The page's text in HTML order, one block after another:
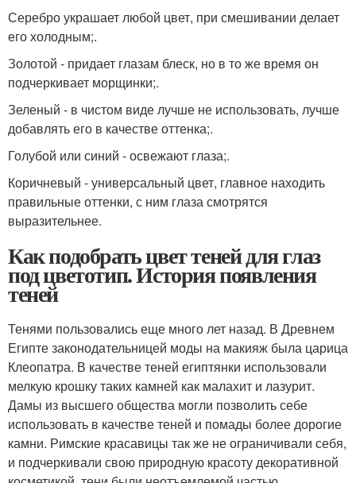
Серебро украшает любой цвет, при смешивании делает
его холодным;.
Золотой - придает глазам блеск, но в то же время он
подчеркивает морщинки;.
Зеленый - в чистом виде лучше не использовать, лучше
добавлять его в качестве оттенка;.
Голубой или синий - освежают глаза;.
Коричневый - универсальный цвет, главное находить
правильные оттенки, с ним глаза смотрятся
выразительнее.
Как подобрать цвет теней для глаз
под цветотип. История появления
теней
Тенями пользовались еще много лет назад. В Древнем
Египте законодательницей моды на макияж была царица
Клеопатра. В качестве теней египтянки использовали
мелкую крошку таких камней как малахит и лазурит.
Дамы из высшего общества могли позволить себе
использовать в качестве теней и помады более дорогие
камни. Римские красавицы так же не ограничивали себя,
и подчеркивали свою природную красоту декоративной